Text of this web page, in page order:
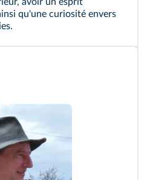
qu'une curiosité envers